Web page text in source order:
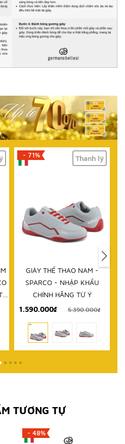
- 61% Thanh lý
DÉP NAM - SPARCO - NHẬP
KHẨU CHÍNH HÃNG TỪ Ý
999.000₫ 2.580.000₫
TƯƠNG TỰ
- 48%